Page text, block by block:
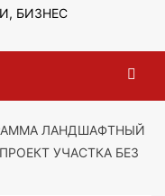
БИЗНЕС
ЛАНДШАФТНЫЙ
УЧАСТКА БЕЗ